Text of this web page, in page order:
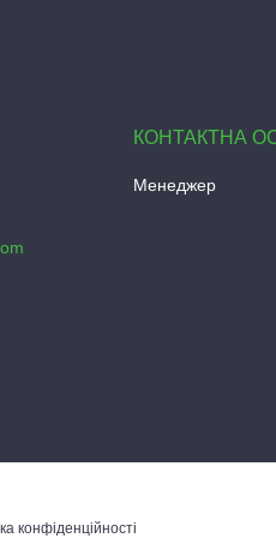
Менеджер
конфіденційності